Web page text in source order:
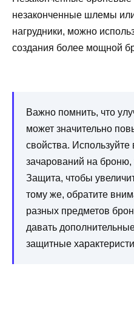
незаконченные шлемы
нагрудники, можно
создания более мощной
Важно помнить, что
может значительно
свойства.
зачарований на броню,
Защита, чтобы
тому же, обратите
разных предметов
давать
защитные